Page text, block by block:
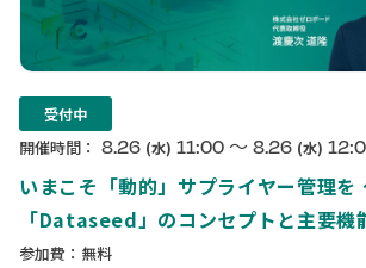
受付中
開催時間： 8.26 (水) 11:00 〜 8.26 (水)
いまこそ「動的」サプライヤー管理を
「Dataseed」のコンセプトと主要機
参加費：無料